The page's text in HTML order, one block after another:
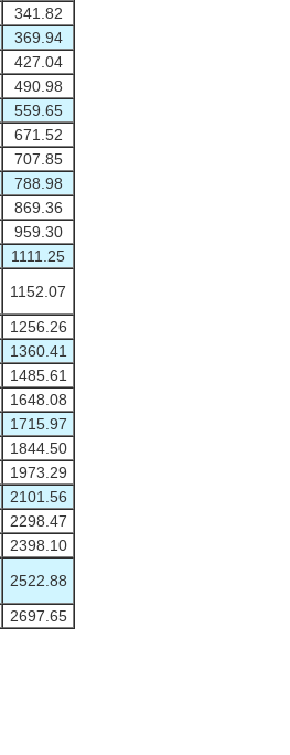
341.82
369.94
427.04
490.98
559.65
671.52
707.85
788.98
869.36
959.30
1111.25
1152.07
1256.26
1360.41
1485.61
1648.08
1715.97
1844.50
1973.29
2101.56
2298.47
2398.10
2522.88
2697.65